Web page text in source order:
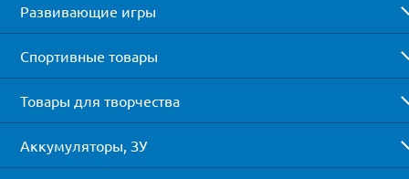
Развивающие игры
Спортивные товары
Товары для творчества
Аккумуляторы, ЗУ